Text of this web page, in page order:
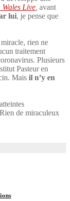
Wales Live avant
lui, je pense que
rien ne
traitement
Plusieurs
Pasteur en
Mais il n’y en
de miraculeux